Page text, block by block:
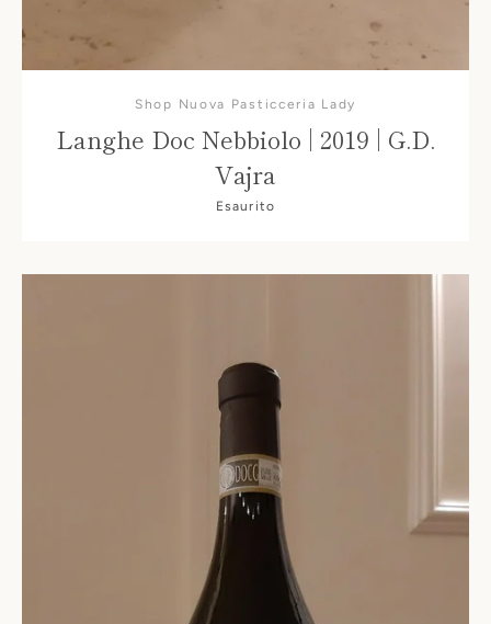
Shop Nuova Pasticceria Lady
Langhe Doc Nebbiolo | 2019 | G.D.
Vajra
Esaurito